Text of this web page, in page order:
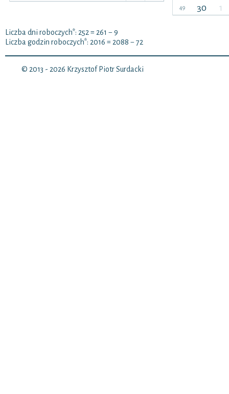
49 30 1
Liczba dni roboczych*: 252 = 261 − 9
Liczba godzin roboczych*: 2016 = 2088 − 72
© 2013 - 2026 Krzysztof Piotr Surdacki